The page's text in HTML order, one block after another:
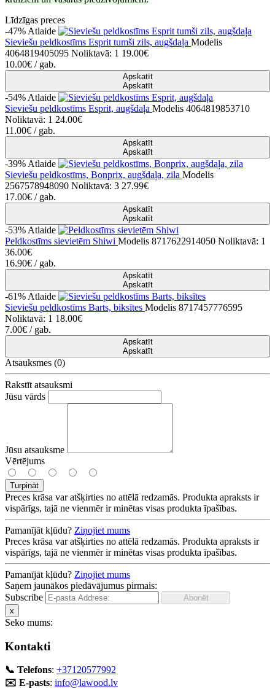
Līdzīgas preces
-47% Atlaide
Sieviešu peldkostīms Esprit tumši zils, augšdaļa Modelis
4064819405095 Noliktavā: 1 19.00€
10.00€ / gab.
Apskatīt
Apskatīt
-54% Atlaide
Sieviešu peldkostīms Esprit, augšdaļa Modelis 4064819853710
Noliktavā: 1 24.00€
11.00€ / gab.
Apskatīt
Apskatīt
-39% Atlaide
Sieviešu peldkostīms, Bonprix, augšdaļa, zila Modelis
2567578948090 Noliktavā: 3 27.99€
17.00€ / gab.
Apskatīt
Apskatīt
-53% Atlaide
Peldkostīms sievietēm Shiwi Modelis 8717622914050 Noliktavā: 1
36.00€
16.90€ / gab.
Apskatīt
Apskatīt
-61% Atlaide
Sieviešu peldkostīms Barts, biksītes Modelis 8717457776595
Noliktavā: 1 18.00€
7.00€ / gab.
Apskatīt
Apskatīt
Atsauksmes (0)
Rakstīt atsauksmi
Jūsu vārds
Jūsu atsauksme
Vērtējums
Turpināt
Preces krāsa var atšķirties no attēlā redzamās. Produkta apraksts ir
vispārīgs, tajā ne vienmēr ir minētas visas produkta īpašības.
Pamanījāt kļūdu? Ziņojiet mums
Preces krāsa var atšķirties no attēlā redzamās. Produkta apraksts ir
vispārīgs, tajā ne vienmēr ir minētas visas produkta īpašības.
Pamanījāt kļūdu? Ziņojiet mums
Saņem jaunākos piedāvājumus pirmais:
Subscribe
x
Seko mums:
Kontakti
📞 Telefons: +37120577992
✉️ E-pasts: info@lawood.lv